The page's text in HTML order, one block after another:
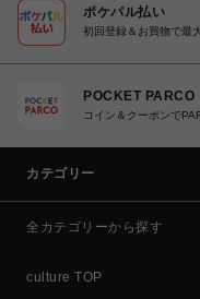
ポケパル払い
初回登録＆お買物で最
POCKET PARCO
コイン＆クーポンで
カテゴリー
全カテゴリーから探す
culture TOP